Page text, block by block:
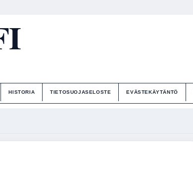
HISTORIA TIETOSUOJASELOSTE EVÄSTEKÄYTÄNTÖ